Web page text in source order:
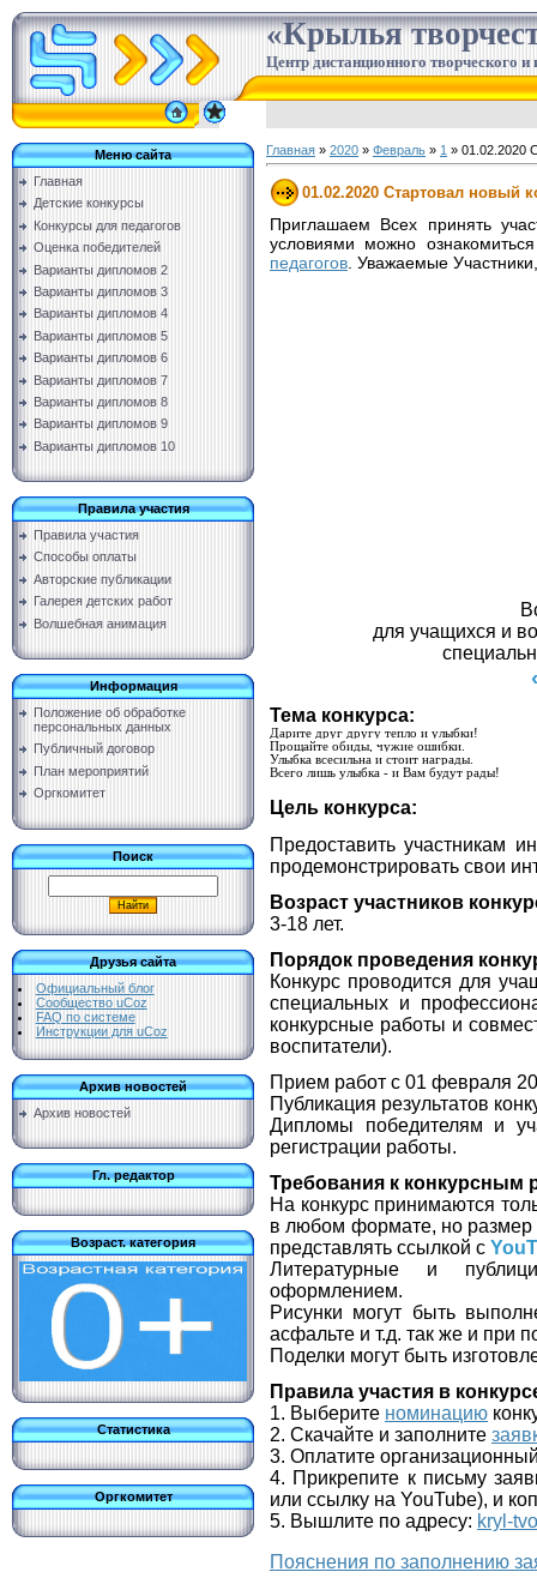
«Крылья
Центр дистанционного творческого и
Меню сайта
Главная
Детские конкурсы
Конкурсы для педагогов
Оценка победителей
Варианты дипломов 2
Варианты дипломов 3
Варианты дипломов 4
Варианты дипломов 5
Варианты дипломов 6
Варианты дипломов 7
Варианты дипломов 8
Варианты дипломов 9
Варианты дипломов 10
Правила участия
Правила участия
Способы оплаты
Авторские публикации
Галерея детских работ
Волшебная анимация
Информация
Положение об обработке
персональных данных
Публичный договор
План мероприятий
Оргкомитет
Поиск
Друзья сайта
Официальный блог
Сообщество uCoz
FAQ по системе
Инструкции для uCoz
Архив новостей
Архив новостей
Гл. редактор
Возраст. категория
Статистика
Оргкомитет
Главная » 2020 » Февраль » 1 » 01.02.2020
01.02.2020 Стартовал новый
Приглашаем Всех принять
условиями можно
педагогов . Уважаемые
для учащихся и
Тема конкурса:
Дарите друг другу тепло и улыбки!
Прощайте обиды, чужие ошибки.
Улыбка всесильна и стоит награды.
Всего лишь улыбка - и Вам будут рады!
Цель конкурса:
Предоставить участникам
продемонстрировать свои
Возраст участников
3-18 лет.
Порядок проведения
Конкурс проводится для
специальных и
конкурсные работы и
воспитатели).
Прием работ с 01 февраля
Публикация результатов
Дипломы победителям и
регистрации работы.
Требования к конкурсным
На конкурс принимаются
в любом формате, но
представлять ссылкой с
Литературные и
оформлением.
Рисунки могут быть
асфальте и т.д. так же и при
Поделки могут быть
Правила участия в
1. Выберите номинацию
2. Скачайте и заполните
3. Оплатите
4. Прикрепите к письму
или ссылку на YouTube), и
5. Вышлите по адресу: kryl-
Пояснения по заполнению